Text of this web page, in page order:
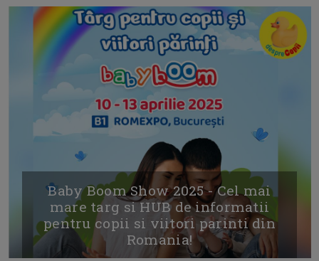
Baby Boom Show 2025 - Cel mai
mare targ si HUB de informatii
pentru copii si viitori parinti din
Romania!